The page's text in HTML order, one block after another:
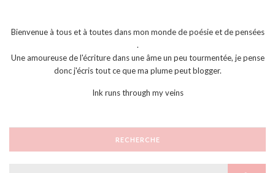
Bienvenue à tous et à toutes dans mon monde de poésie et de pensées
.
Une amoureuse de l'écriture dans une âme un peu tourmentée, je pense
donc j'écris tout ce que ma plume peut blogger.
Ink runs through my veins
RECHERCHE